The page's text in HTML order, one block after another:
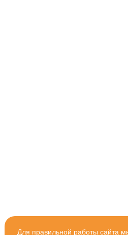
Для правильной работы сайта